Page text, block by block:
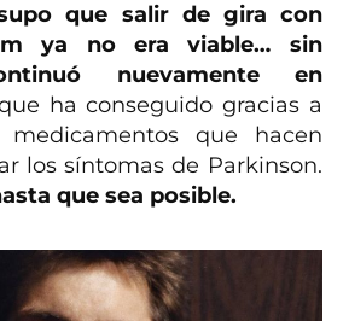
que salir de gira con
ya no era viable… sin
nuevamente en
ha conseguido gracias a
que hacen
los síntomas de Parkinson.
que sea posible.